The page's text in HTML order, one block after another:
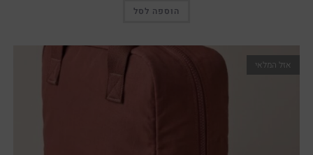
הוספה לסל
אזל המלאי